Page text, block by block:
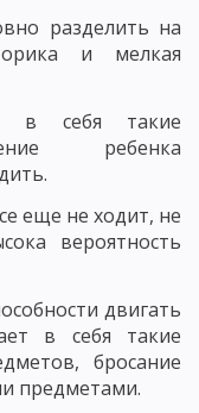
разделить на
и мелкая
в себя такие
ребенка
еще не ходит, не
вероятность
двигать
в себя такие
бросание
предметами.